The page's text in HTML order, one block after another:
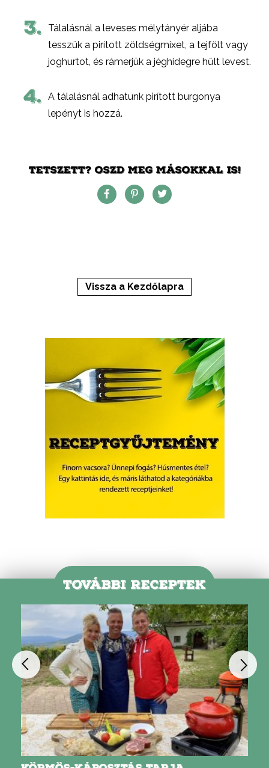
3. Tálalásnál a leveses mélytányér aljába
tesszük a pirított zöldségmixet, a tejfölt vagy
joghurtot, és rámerjük a jéghidegre hűlt levest.
4. A tálalásnál adhatunk pirított burgonya
lepényt is hozzá.
TETSZETT? OSZD MEG MÁSOKKAL IS!
Vissza a Kezdőlapra
TOVÁBBI RECEPTEK